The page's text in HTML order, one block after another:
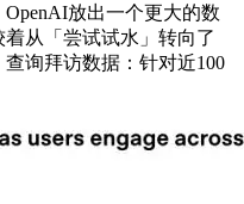
放出一个更大的数
从「尝试试水」转向了
查询拜访数据：针对近100